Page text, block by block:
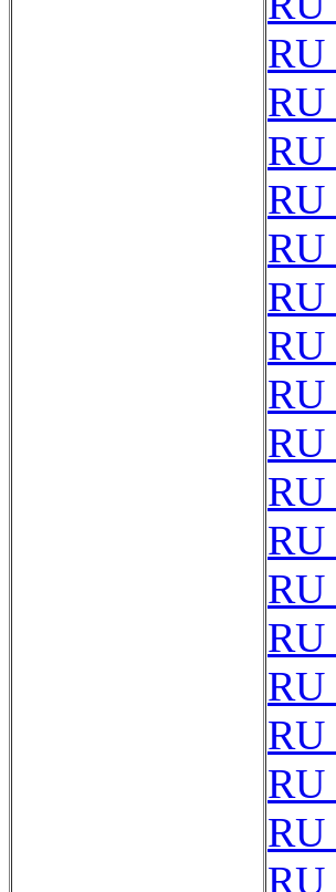
RU
RU
RU
RU
RU
RU
RU
RU
RU
RU
RU
RU
RU
RU
RU
RU
RU
RU